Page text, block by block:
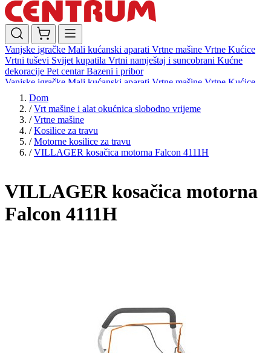
Vanjske igračke Mali kućanski aparati Vrtne mašine Vrtne Kućice
Vrtni tuševi Svijet kupatila Vrtni namještaj i suncobrani Kućne
dekoracije Pet centarBazeni i pribor
Vanjske igračke Mali kućanski aparati Vrtne mašine Vrtne Kućice
Vrtni tuševi
dekoracijePet centar Bazeni i pribor
Dom
/ Vrt mašine i alat okućnica slobodno vrijeme
/ Vrtne mašine
/ Kosilice za travu
/ Motorne kosilice za travu
/ VILLAGER kosačica motorna Falcon 4111H
VILLAGER kosačica motorna
Falcon 4111H